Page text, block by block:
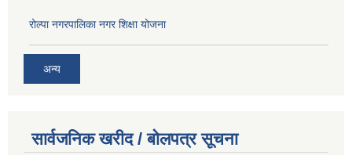
रोल्पा नगरपालिका नगर शिक्षा योजना
अन्य
सार्वजनिक खरीद / बोलपत्र सूचना